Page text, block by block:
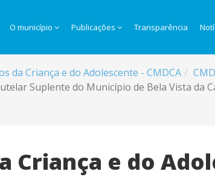
O município Publicações Transparência
da Criança e do Adolescente - CMDCA
Suplente do Município de Bela Vista da
Criança e do